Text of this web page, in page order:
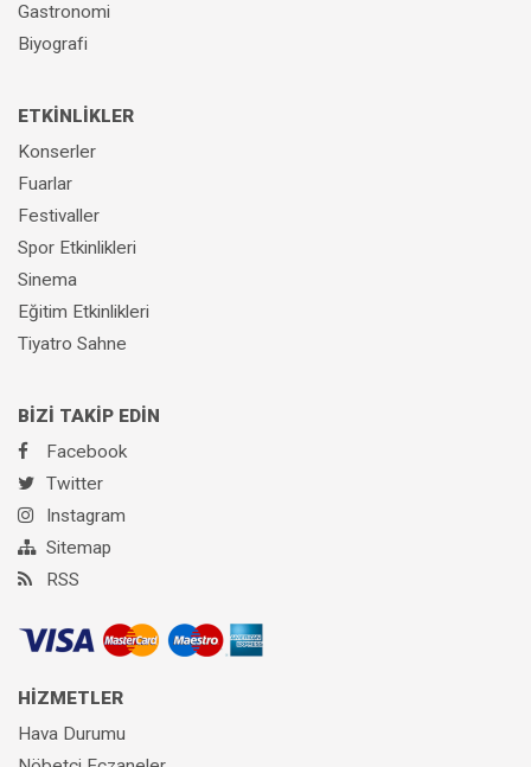
Gastronomi
Biyografi
ETKİNLİKLER
Konserler
Fuarlar
Festivaller
Spor Etkinlikleri
Sinema
Eğitim Etkinlikleri
Tiyatro Sahne
BİZİ TAKİP EDİN
Facebook
Twitter
Instagram
Sitemap
RSS
HİZMETLER
Hava Durumu